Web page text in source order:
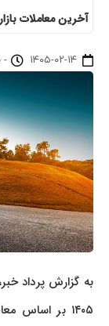
آخرین معاملات بازار
۱۴۰۵-۰۲-۱۴ -
۱۴۰۵ بر اساس